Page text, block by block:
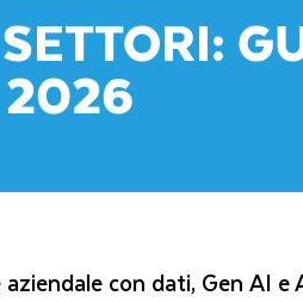
2026
con dati, Gen AI e